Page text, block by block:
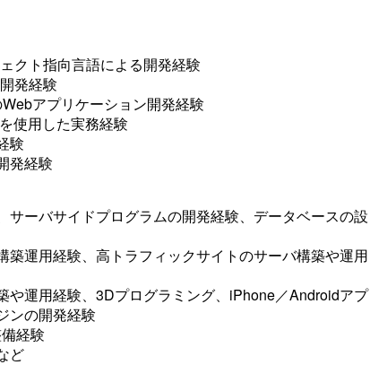
クト指向言語による開発経験
発経験
アプリケーション開発経験
使用した実務経験
験
発経験
サーバサイドプログラムの開発経験、データベースの設
築運用経験、高トラフィックサイトのサーバ構築や運用
や運用経験、3Dプログラミング、iPhone／Androidアプ
ンの開発経験
経験
ど